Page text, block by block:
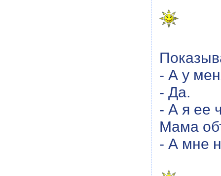
- А у
- Да.
- А я ее
Мама
- А мне